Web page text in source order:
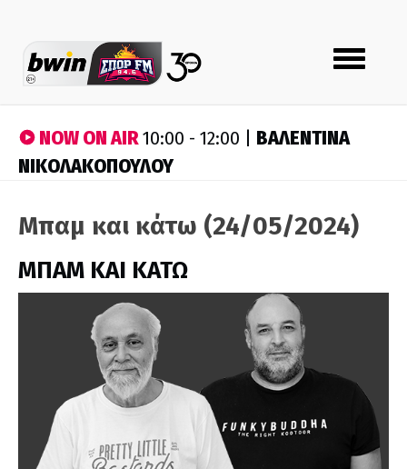
Toggle
navigation
NOW ON AIR10:00 - 12:00 | ΒΑΛΕΝΤΙΝΑ
ΝΙΚΟΛΑΚΟΠΟΥΛΟΥ
Μπαμ και κάτω (24/05/2024)
ΜΠΑΜ ΚΑΙ ΚΑΤΩ